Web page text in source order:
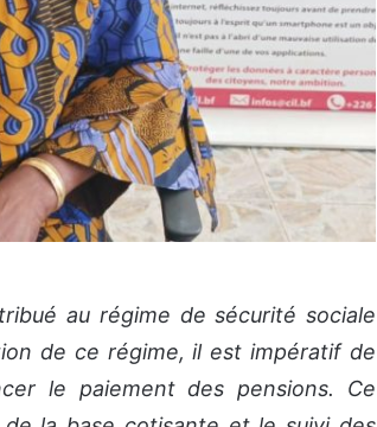
au régime de sécurité sociale
de ce régime, il est impératif de
le paiement des pensions. Ce